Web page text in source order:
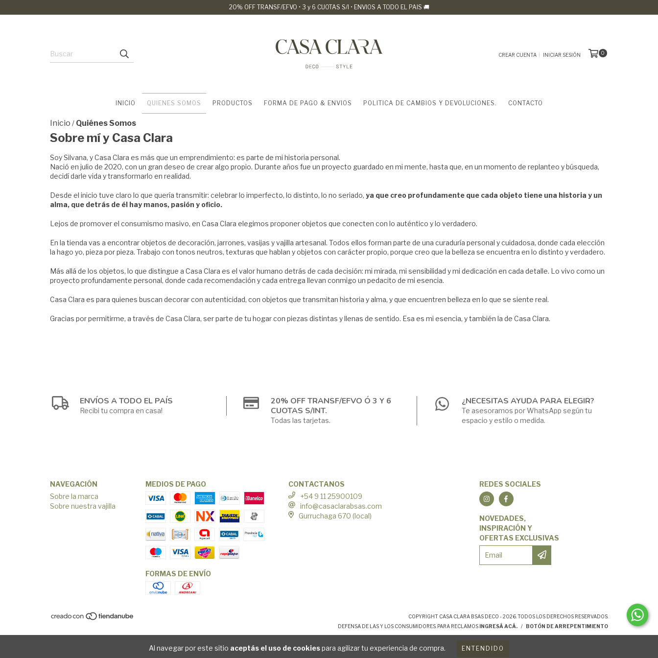
Al navegar por este sitio aceptás el uso de cookiespara agilizar tu experiencia de compra. ENTENDIDO
20% OFF TRANSF/EFVO • 3 y 6 CUOTAS S/I • ENVIOS A TODO EL PAIS 🚚
CREAR CUENTA INICIAR SESIÓN 0
INICIO QUIENES SOMOS PRODUCTOS FORMA DE PAGO & ENVIOS POLITICA DE CAMBIOS Y DEVOLUCIONES. CONTACTO
Inicio / Quiénes Somos
Sobre mí y Casa Clara
Soy Silvana, y Casa Clara es más que un emprendimiento: es parte de mi historia personal.
Nació en julio de 2020, con un gran deseo de crear algo propio. Durante años fue un proyecto guardado en mi mente, hasta que, en un momento de replanteo y búsqueda,
decidí darle vida y transformarlo en realidad.
Desde el inicio tuve claro lo que quería transmitir: celebrar lo imperfecto, lo distinto, lo no seriado, ya que creo profundamente que cada objeto tiene una historia y un
alma, que detrás de él hay manos, pasión y oficio.
Lejos de promover el consumismo masivo, en Casa Clara elegimos proponer objetos que conecten con lo auténtico y lo verdadero.
En la tienda vas a encontrar objetos de decoración, jarrones, vasijas y vajilla artesanal. Todos ellos forman parte de una curaduría personal y cuidadosa, donde cada elección
la hago yo, pieza por pieza. Trabajo con tonos neutros, texturas que hablan y objetos con carácter propio, porque creo que la belleza se encuentra en lo distinto y verdadero.
Más allá de los objetos, lo que distingue a Casa Clara es el valor humano detrás de cada decisión: mi mirada, mi sensibilidad y mi dedicación en cada detalle. Lo vivo como un
proyecto profundamente personal, donde cada recomendación y cada entrega llevan conmigo un pedacito de mi esencia.
Casa Clara es para quienes buscan decorar con autenticidad, con objetos que transmitan historia y alma, y que encuentren belleza en lo que se siente real.
Gracias por permitirme, a través de Casa Clara, ser parte de tu hogar con piezas distintas y llenas de sentido. Esa es mi esencia, y también la de Casa Clara.
ENVÍOS A TODO EL PAÍS
Recibi tu compra en casa!
20% OFF TRANSF/EFVO Ó 3 Y 6
CUOTAS S/INT.
Todas las tarjetas.
¿NECESITAS AYUDA PARA ELEGIR?
Te asesoramos por WhatsApp según tu
espacio y estilo o medida.
NAVEGACIÓN
Sobre la marca
Sobre nuestra vajilla
MEDIOS DE PAGO
FORMAS DE ENVÍO
CONTACTANOS
+54 9 11 25900109
info@casaclarabsas.com
Gurruchaga 670 (local)
REDES SOCIALES
NOVEDADES,
INSPIRACIÓN Y
OFERTAS EXCLUSIVAS
COPYRIGHT CASA CLARA BSAS DECO - 2026. TODOS LOS DERECHOS RESERVADOS.
DEFENSA DE LAS Y LOS CONSUMIDORES. PARA RECLAMOS INGRESÁ ACÁ. / BOTÓN DE ARREPENTIMIENTO